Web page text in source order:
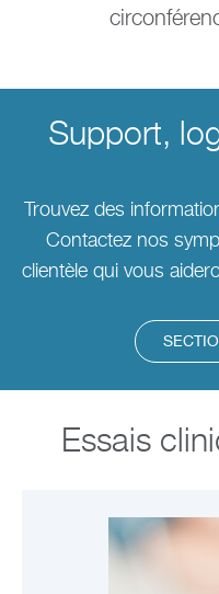
Support,
Trouvez des
Contactez nos
clientèle qui vous
Essais